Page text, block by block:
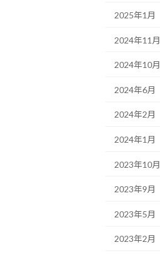
2025年1月
2024年11月
2024年10月
2024年6月
2024年2月
2024年1月
2023年10月
2023年9月
2023年5月
2023年2月